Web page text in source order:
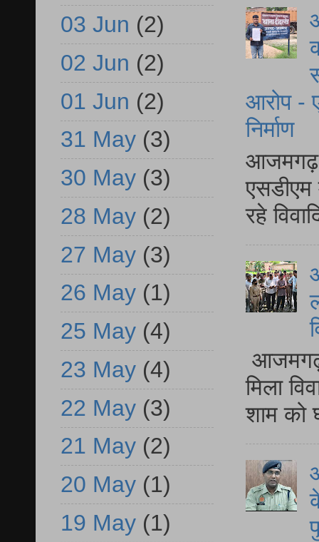
आरोप -
निर्माण
आजमगढ़
एसडीएम
रहे
आजमगढ़
मिला
शाम को
03 Jun (2)
02 Jun (2)
01 Jun (2)
31 May (3)
30 May (3)
28 May (2)
27 May (3)
26 May (1)
25 May (4)
23 May (4)
22 May (3)
21 May (2)
20 May (1)
19 May (1)